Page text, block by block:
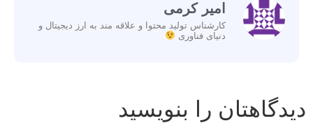
امیر کرمی
کارشناس تولید محتوا و علاقه مند به ارز دیجیتال و
دنیای فناوری
دیدگاهتان را بنویسید